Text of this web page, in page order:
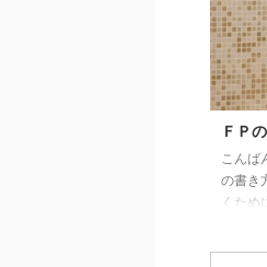
ャンネ
ム：み
ナー
勉強し
ＦＰ
こんば
の書き
くた